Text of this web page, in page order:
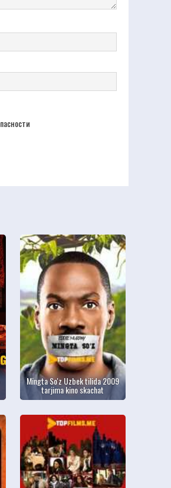
Mingta So'z Uzbek tilida 2009
tarjima kino skachat